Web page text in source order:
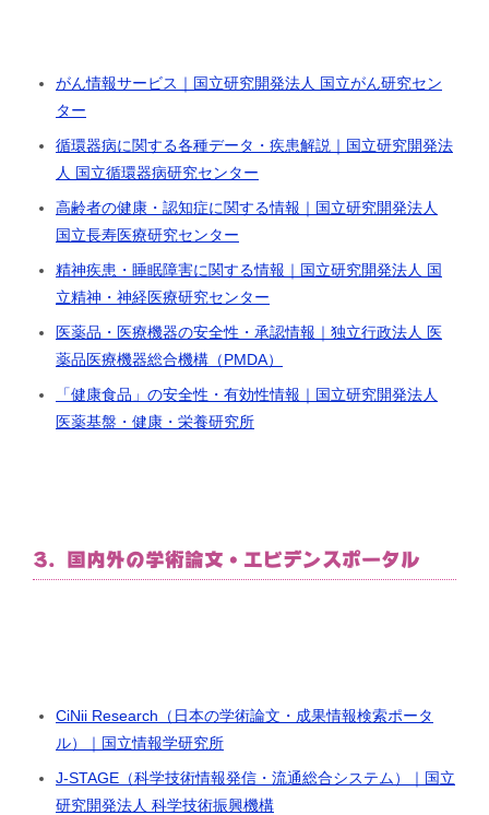
がん情報サービス｜国立研究開発法人 国立がん研究セン
ター
循環器病に関する各種データ・疾患解説｜国立研究開発法
人 国立循環器病研究センター
高齢者の健康・認知症に関する情報｜国立研究開発法人
国立長寿医療研究センター
精神疾患・睡眠障害に関する情報｜国立研究開発法人 国
立精神・神経医療研究センター
医薬品・医療機器の安全性・承認情報｜独立行政法人 医
薬品医療機器総合機構（PMDA）
「健康食品」の安全性・有効性情報｜国立研究開発法人
医薬基盤・健康・栄養研究所
3. 国内外の学術論文・エビデンスポータル
CiNii Research（日本の学術論文・成果情報検索ポータ
ル）｜国立情報学研究所
J-STAGE（科学技術情報発信・流通総合システム）｜国立
研究開発法人 科学技術振興機構